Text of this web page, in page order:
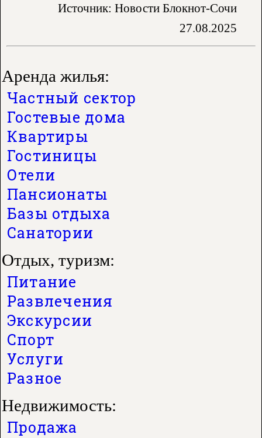
Аренда жилья:
Частный сектор
Гостевые дома
Квартиры
Гостиницы
Отели
Пансионаты
Базы отдыха
Санатории
Отдых, туризм:
Питание
Развлечения
Экскурсии
Спорт
Услуги
Разное
Недвижимость:
Продажа
Источник: Новости Блокнот-Сочи
27.08.2025